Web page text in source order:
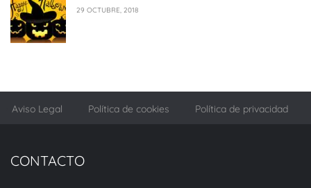
29 OCTUBRE, 2018
Aviso Legal Política de cookies Política de privacidad
CONTACTO